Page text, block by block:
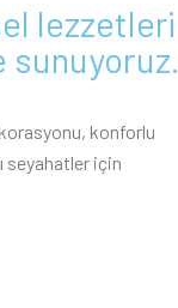
lezzetleri
sunuyoruz.
konforlu
seyahatler için